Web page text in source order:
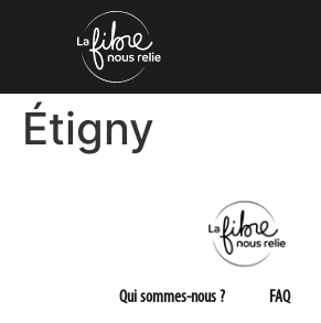
Étigny
Qui sommes-nous ? FAQ